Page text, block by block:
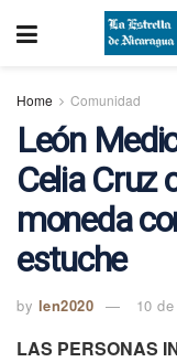
Home Comunidad
León
Celia Cruz
moneda
estuche
by len2020 10
LAS PERSONAS